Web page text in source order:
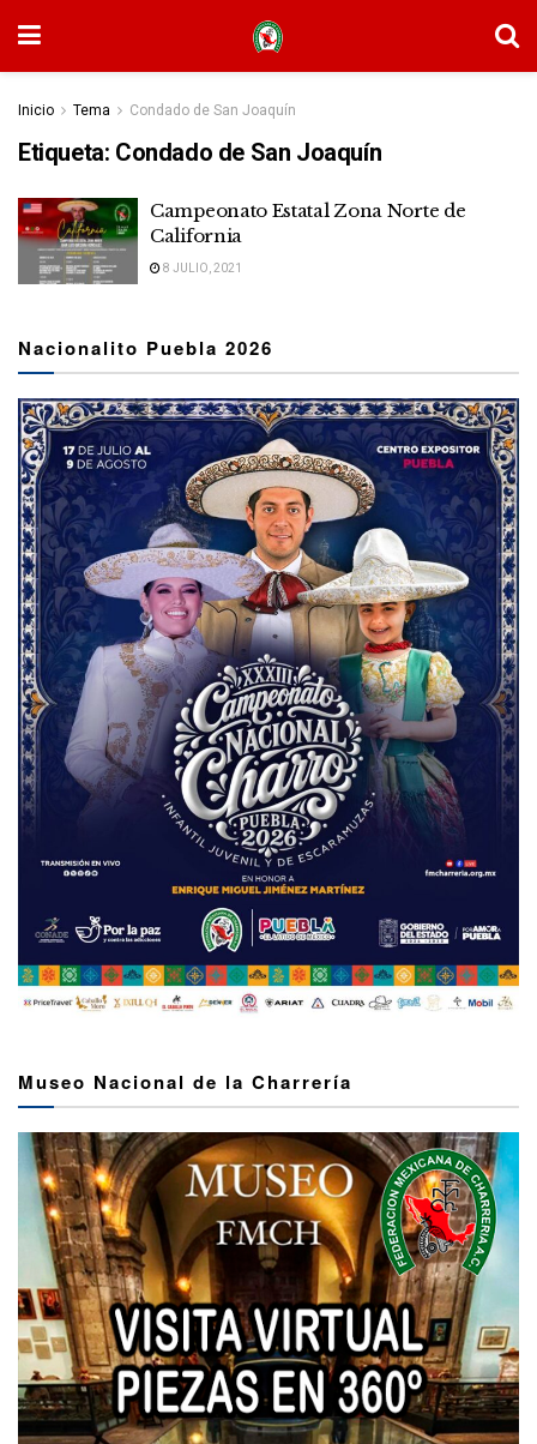
Inicio Tema Condado de San Joaquín
Etiqueta: Condado de San Joaquín
Campeonato Estatal Zona Norte de
California
8 JULIO, 2021
Nacionalito Puebla 2026
Museo Nacional de la Charrería